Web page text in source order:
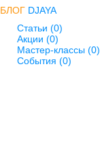
БЛОГ DJAYA
Статьи (0)
Акции (0)
Мастер-классы (0)
События (0)